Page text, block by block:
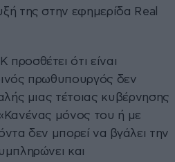
της στην εφημερίδα Real
ότι είναι
πρωθυπουργός δεν
μιας τέτοιας κυβέρνησης
μόνος του ή με
δεν μπορεί να βγάλει την
και